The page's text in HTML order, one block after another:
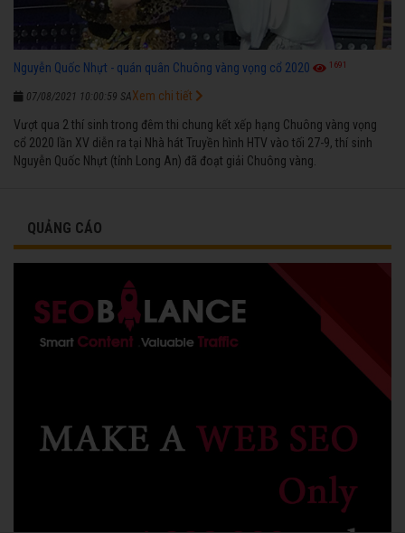
Nguyễn Quốc Nhựt - quán quân Chuông vàng vọng cổ 2020 1691
07/08/2021 10:00:59 SA
Vượt qua 2 thí sinh trong đêm thi chung kết xếp hạng Chuông vàng vọng
cổ 2020 lần XV diễn ra tại Nhà hát Truyền hình HTV vào tối 27-9, thí sinh
Nguyễn Quốc Nhựt (tỉnh Long An) đã đoạt giải Chuông vàng.
Xem chi tiết
QUẢNG CÁO